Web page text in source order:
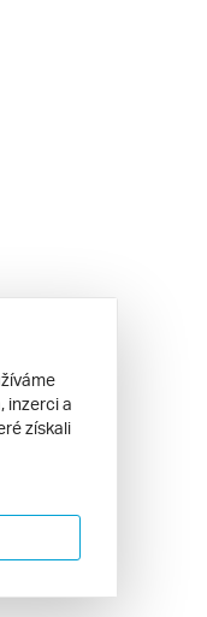
inzerci a
získali